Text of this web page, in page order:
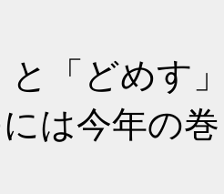
と「どめす
は今年の